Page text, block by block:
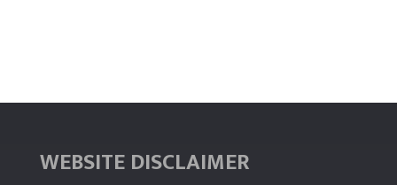
WEBSITE DISCLAIMER